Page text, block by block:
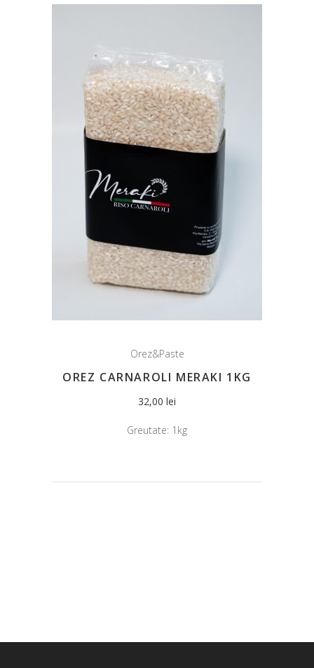
Orez&Paste
OREZ CARNAROLI MERAKI 1KG
32,00 lei
Greutate: 1kg